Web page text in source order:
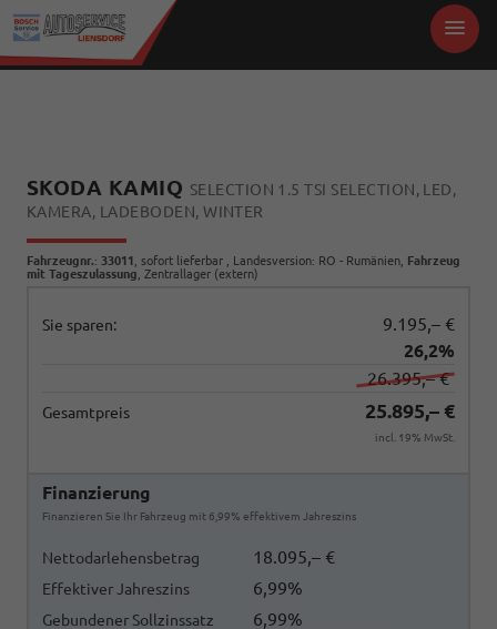
SKODA KAMIQ SELECTION 1.5 TSI SELECTION, LED,
KAMERA, LADEBODEN, WINTER
Fahrzeugnr.: 33011 sofort lieferbar , Landesversion: RO - Rumänien, Fahrzeug
mit Tageszulassung , Zentrallager (extern)
Sie sparen:
9.195,– €
26,2%
26.395,– €
Gesamtpreis 25.895,– €
incl. 19% MwSt.
Finanzierung
Finanzieren Sie Ihr Fahrzeug mit 6,99% effektivem Jahreszins
Nettodarlehensbetrag 18.095,– €
Effektiver Jahreszins 6,99%
Gebundener Sollzinssatz 6,99%